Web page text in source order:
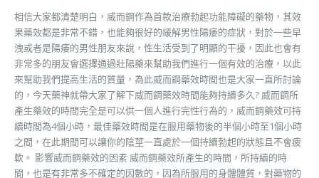
相信大家都清楚明白，威而鋼作為首款治療勃起功能障礙的藥物，其效
果藥效都是非常不錯，也能夠很好的緩解男性陽痿的症狀，對於一些早
洩或者是陽痿的男性朋友來說，性生活受到了明顯的干擾，因此也會有
非常多的朋友會選擇通過壯陽藥來幫助我們進行一個有效的治療，以此
來幫助我們提高生活的質量，為此威而鋼藥效時間也是大家一直所討論
的，今天藥神就帶大家了解下威而鋼藥效時間能夠持續多久? 威而鋼所
產生藥效的時間完全是可以供一個人進行完性行為的，威而鋼藥效可持
續時間為4個小時，最佳藥效時間是在服用藥物後的半個小時至1個小時
之間，在此期間可以讓你的陰莖一直處於一個持續勃起的狀態且不會疲
軟。 影響威而鋼藥效的因素 威而鋼藥效所產生的時間，所持續的時
間，也是有非常多不確定的因數的，因為所服用的身體體質，對藥物的